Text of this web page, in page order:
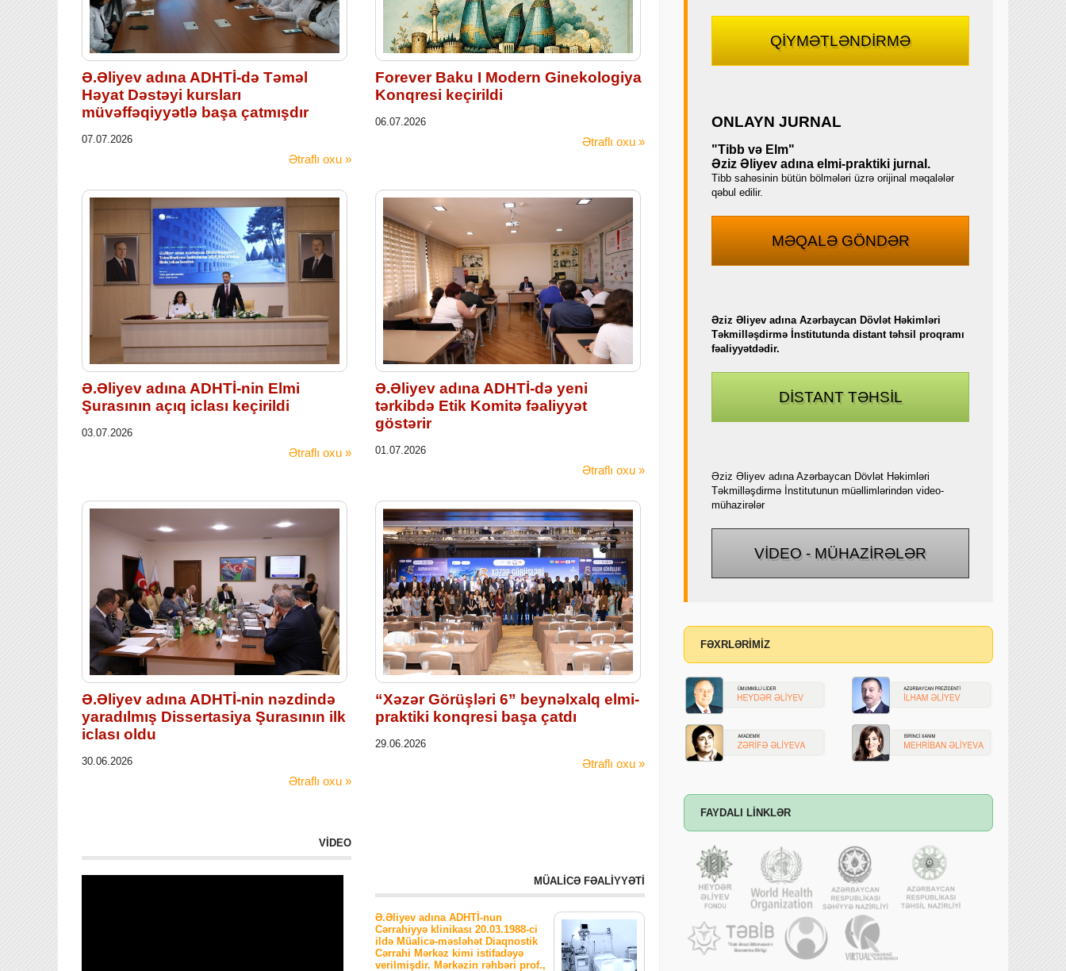
Ə.Əliyev adına ADHTİ-də Təməl
Həyat Dəstəyi kursları
müvəffəqiyyətlə başa çatmışdır
07.07.2026
Ətraflı oxu »
Forever Baku I Modern Ginekologiya
Konqresi keçirildi
06.07.2026
Ətraflı oxu »
Ə.Əliyev adına ADHTİ-nin Elmi
Şurasının açıq iclası keçirildi
03.07.2026
Ətraflı oxu »
Ə.Əliyev adına ADHTİ-də yeni
tərkibdə Etik Komitə fəaliyyət
göstərir
01.07.2026
Ətraflı oxu »
Ə.Əliyev adına ADHTİ-nin nəzdində
yaradılmış Dissertasiya Şurasının ilk
iclası oldu
30.06.2026
Ətraflı oxu »
“Xəzər Görüşləri 6” beynəlxalq elmi-
praktiki konqresi başa çatdı
29.06.2026
Ətraflı oxu »
VİDEO
MÜALİCƏ FƏALİYYƏTİ
Ə.Əliyev adına ADHTİ-nun
Cərrahiyyə klinikası 20.03.1988-ci
ildə Müalicə-məsləhət Diaqnostik
Cərrahi Mərkəz kimi istifadəyə
verilmişdir. Mərkəzin rəhbəri prof.,
QİYMƏTLƏNDİRMƏ
ONLAYN JURNAL
"Tibb və Elm"
Əziz Əliyev adına elmi-praktiki jurnal.
Tibb sahəsinin bütün bölmələri üzrə orijinal məqalələr
qəbul edilir.
MƏQALƏ GÖNDƏR
Əziz Əliyev adına Azərbaycan Dövlət Həkimləri
Təkmilləşdirmə İnstitutunda distant təhsil proqramı
fəaliyyətdədir.
DİSTANT TƏHSİL
Əziz Əliyev adına Azərbaycan Dövlət Həkimləri
Təkmilləşdirmə İnstitutunun müəllimlərindən video-
mühazirələr
VİDEO - MÜHAZİRƏLƏR
FƏXRLƏRİMİZ
FAYDALI LİNKLƏR